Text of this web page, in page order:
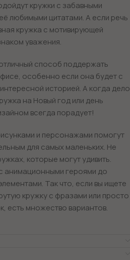
кружки с забавными
любимыми цитатами. А если речь
кружка с мотивирующей
уважения.
способ поддержать
особенно если она будет с
историей. А когда дело
на Новый год или день
всегда порадует!
и персонажами помогут
для самых маленьких. Не
которые могут удивить.
анимационными героями до
Так что, если вы ищете
кружку с фразами или просто
есть множество вариантов.